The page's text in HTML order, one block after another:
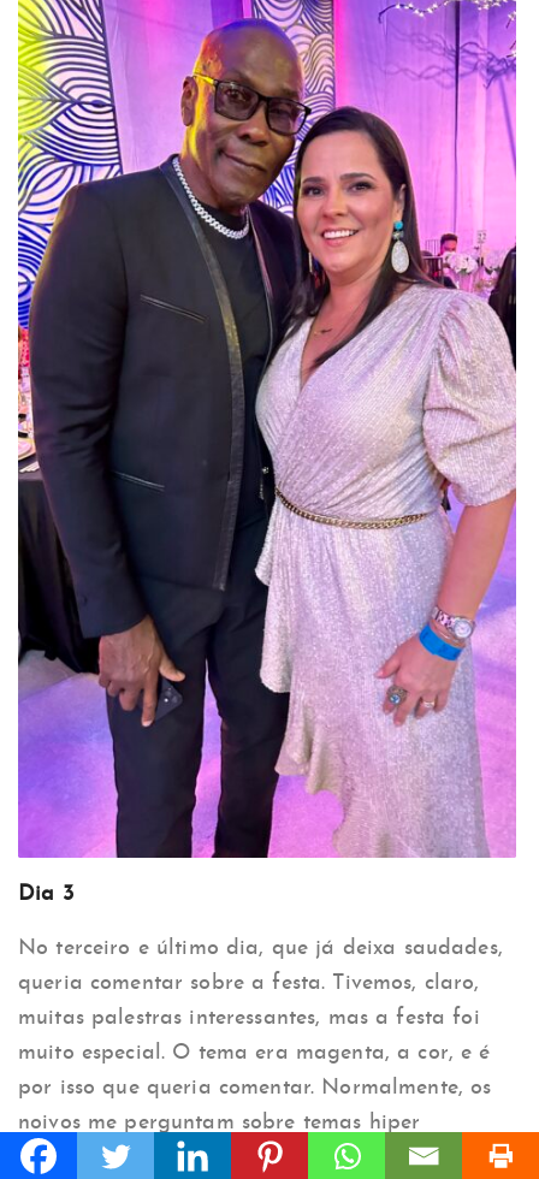
Dia 3
No terceiro e último dia, que já deixa saudades,
queria comentar sobre a festa. Tivemos, claro,
muitas palestras interessantes, mas a festa foi
muito especial. O tema era magenta, a cor, e é
por isso que queria comentar. Normalmente, os
noivos me perguntam sobre temas hiper
complexos e tradicionais, mas olha que ideia boa